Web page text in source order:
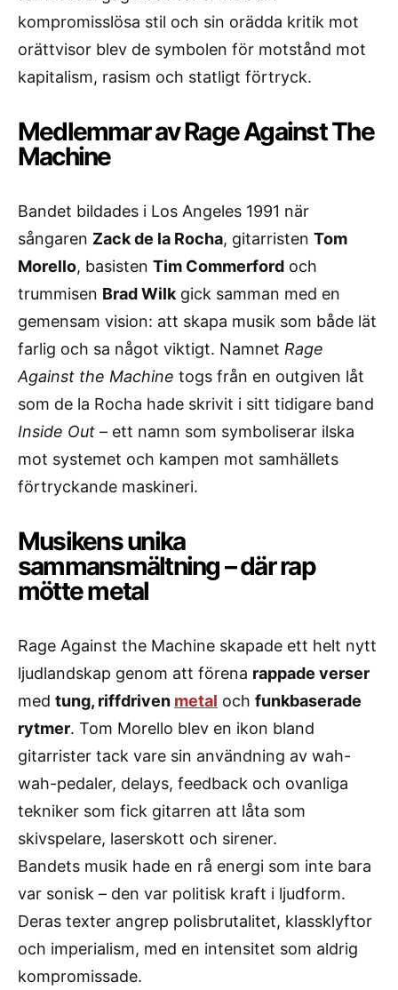
kompromisslösa stil och sin orädda kritik mot
orättvisor blev de symbolen för motstånd mot
kapitalism, rasism och statligt förtryck.
Medlemmar av Rage Against The
Machine
Bandet bildades i Los Angeles 1991 när
sångaren Zack de la Rocha, gitarristen Tom
Morello, basisten Tim Commerford och
trummisen Brad Wilk gick samman med en
gemensam vision: att skapa musik som både lät
farlig och sa något viktigt. Namnet Rage
Against the Machine togs från en outgiven låt
som de la Rocha hade skrivit i sitt tidigare band
Inside Out – ett namn som symboliserar ilska
mot systemet och kampen mot samhällets
förtryckande maskineri.
Musikens unika
sammansmältning – där rap
mötte metal
Rage Against the Machine skapade ett helt nytt
ljudlandskap genom att förena rappade verser
med tung, riffdriven metal och funkbaserade
rytmer. Tom Morello blev en ikon bland
gitarrister tack vare sin användning av wah-
wah-pedaler, delays, feedback och ovanliga
tekniker som fick gitarren att låta som
skivspelare, laserskott och sirener.
Bandets musik hade en rå energi som inte bara
var sonisk – den var politisk kraft i ljudform.
Deras texter angrep polisbrutalitet, klassklyftor
och imperialism, med en intensitet som aldrig
kompromissade.